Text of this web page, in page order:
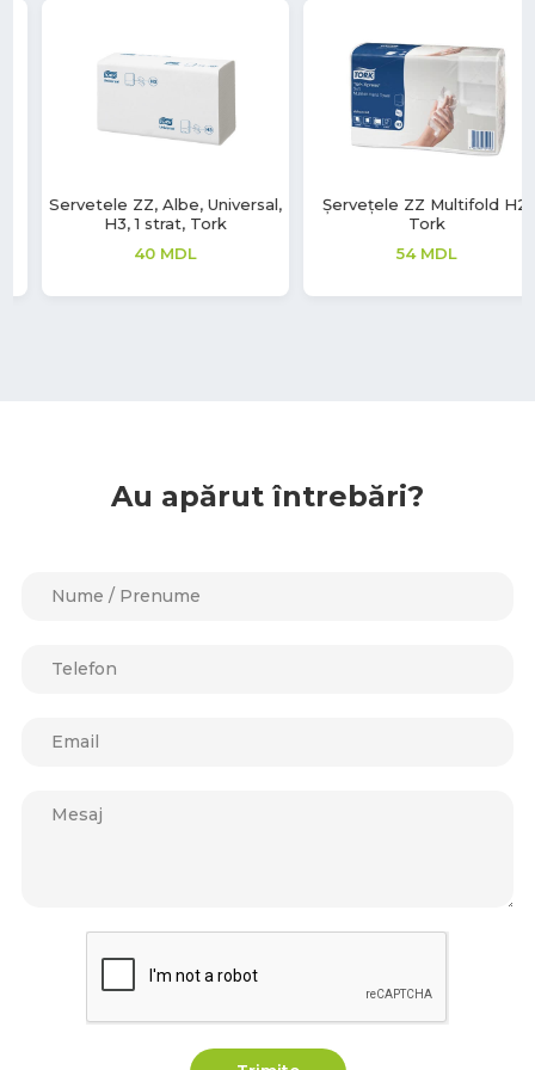
Șervețele ZZ Multifold H2,
Tork
MDL
Rola Prosoape Matic,
Advanced, H1, 1 strat, Tork
MDL
Au apărut întrebări?